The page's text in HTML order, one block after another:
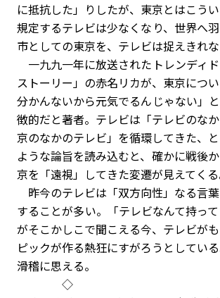
に抵抗した」りしたが、東京とはこう
規定するテレビは少なくなり、世界へ
市としての東京を、テレビは捉えきれな
一九九一年に放送されたトレンディ
ストーリー」の赤名リカが、東京につ
分かんないから元気でるんじゃない」
徴的だと著者。テレビは「テレビのな
京のなかのテレビ」を循環してきた、
ような論旨を読み込むと、確かに戦後
京を「遠視」してきた変遷が見えてくる
昨今のテレビは「双方向性」なる言
することが多い。「テレビなんて持っ
がそこかしこで聞こえる今、テレビが
ピックが作る熱狂にすがろうとしてい
滑稽に思える。
◇